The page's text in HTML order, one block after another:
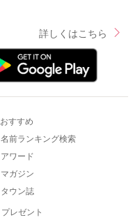
詳しくはこちら
おすすめ
名前ランキング検索
アワード
マガジン
タウン誌
プレゼント